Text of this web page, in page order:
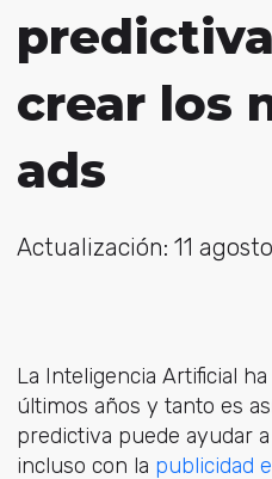
crear los
ads
Actualización: 11
La Inteligencia Artificial
últimos años y tanto es
predictiva puede ayudar
incluso con la publicidad